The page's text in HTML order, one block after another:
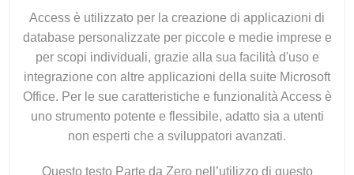
Access è utilizzato per la creazione di applicazioni di
database personalizzate per piccole e medie imprese e
per scopi individuali, grazie alla sua facilità d'uso e
integrazione con altre applicazioni della suite Microsoft
Office. Per le sue caratteristiche e funzionalità Access è
uno strumento potente e flessibile, adatto sia a utenti
non esperti che a sviluppatori avanzati.
Questo testo Parte da Zero nell’utilizzo di questo